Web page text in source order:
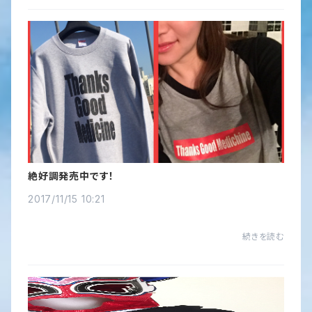
絶好調発売中です！
2017/11/15 10:21
続きを読む